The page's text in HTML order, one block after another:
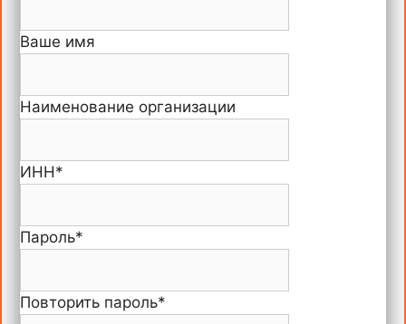
Ваше имя
Наименование организации
ИНН*
Пароль*
Повторить пароль*